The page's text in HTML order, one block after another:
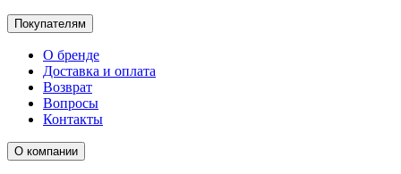
Покупателям
О бренде
Доставка и оплата
Возврат
Вопросы
Контакты
О компании